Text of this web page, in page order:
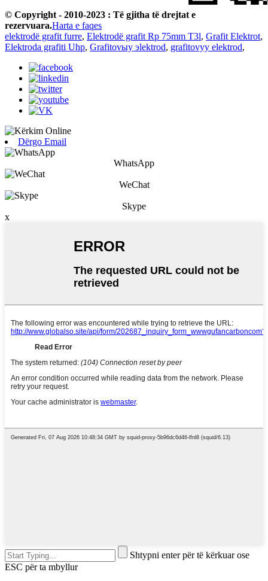
© Copyright - 2010-2023 : Të gjitha të drejtat e
rezervuara.Harta e faqes
elektrodë grafit furre, Elektrodë grafit Rp 75mm T3l, Grafit Elektrot,
Elektroda grafiti Uhp, Grafitovыy эlektrod, grafitovyy elektrod,
Dërgo Email
WhatsApp
WeChat
Skype
x
Shtypni enter për të kërkuar ose
ESC për ta mbyllur